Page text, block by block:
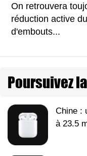
On retrouvera
réduction active
d'embouts...
Poursuivez
Chine :
à 23.5